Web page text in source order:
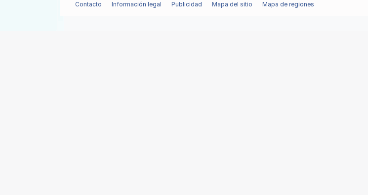
Contacto Información legal Publicidad Mapa del sitio Mapa de regiones